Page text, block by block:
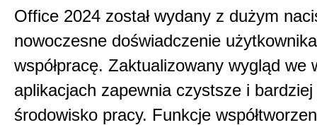
Office 2024 został wydany z dużym
nowoczesne doświadczenie
współpracę. Zaktualizowany wygląd we
aplikacjach zapewnia czystsze i
środowisko pracy. Funkcje